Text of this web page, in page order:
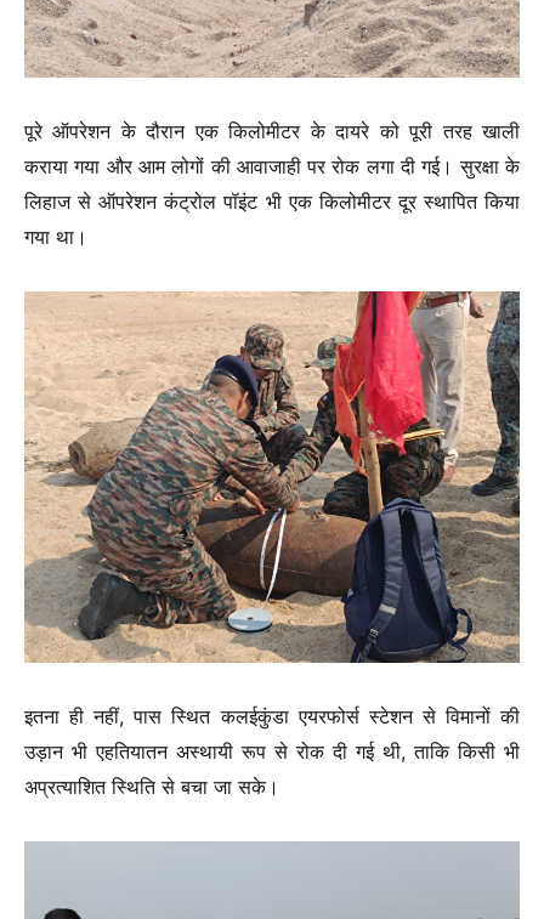
पूरे ऑपरेशन के दौरान एक किलोमीटर के दायरे को पूरी तरह खाली
कराया गया और आम लोगों की आवाजाही पर रोक लगा दी गई। सुरक्षा के
लिहाज से ऑपरेशन कंट्रोल पॉइंट भी एक किलोमीटर दूर स्थापित किया
गया था।
इतना ही नहीं, पास स्थित कलईकुंडा एयरफोर्स स्टेशन से विमानों की
उड़ान भी एहतियातन अस्थायी रूप से रोक दी गई थी, ताकि किसी भी
अप्रत्याशित स्थिति से बचा जा सके।